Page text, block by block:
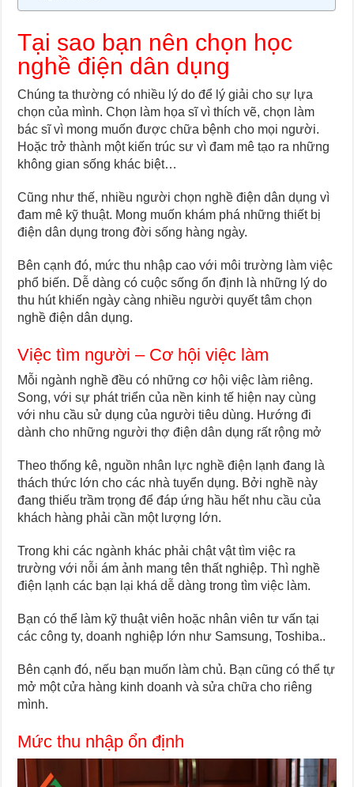
Tại sao bạn nên chọn học
nghề điện dân dụng
Chúng ta thường có nhiều lý do để lý giải cho sự lựa
chọn của mình. Chọn làm họa sĩ vì thích vẽ, chọn làm
bác sĩ vì mong muốn được chữa bệnh cho mọi người.
Hoặc trở thành một kiến trúc sư vì đam mê tạo ra những
không gian sống khác biệt…
Cũng như thế, nhiều người chọn nghề điện dân dụng vì
đam mê kỹ thuật. Mong muốn khám phá những thiết bị
điện dân dụng trong đời sống hàng ngày.
Bên cạnh đó, mức thu nhập cao với môi trường làm việc
phổ biến. Dễ dàng có cuộc sống ổn định là những lý do
thu hút khiến ngày càng nhiều người quyết tâm chọn
nghề điện dân dụng.
Việc tìm người – Cơ hội việc làm
Mỗi ngành nghề đều có những cơ hội việc làm riêng.
Song, với sự phát triển của nền kinh tế hiện nay cùng
với nhu cầu sử dụng của người tiêu dùng. Hướng đi
dành cho những người thợ điện dân dụng rất rộng mở
Theo thống kê, nguồn nhân lực nghề điện lạnh đang là
thách thức lớn cho các nhà tuyển dụng. Bởi nghề này
đang thiếu trầm trọng để đáp ứng hầu hết nhu cầu của
khách hàng phải cần một lượng lớn.
Trong khi các ngành khác phải chật vật tìm việc ra
trường với nỗi ám ảnh mang tên thất nghiệp. Thì nghề
điện lạnh các bạn lại khá dễ dàng trong tìm việc làm.
Bạn có thể làm kỹ thuật viên hoặc nhân viên tư vấn tại
các công ty, doanh nghiệp lớn như Samsung, Toshiba..
Bên cạnh đó, nếu bạn muốn làm chủ. Bạn cũng có thể tự
mở một cửa hàng kinh doanh và sửa chữa cho riêng
mình.
Mức thu nhập ổn định